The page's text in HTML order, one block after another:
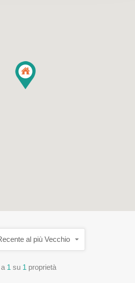
a 1 su 1 proprietà
al più Vecchio